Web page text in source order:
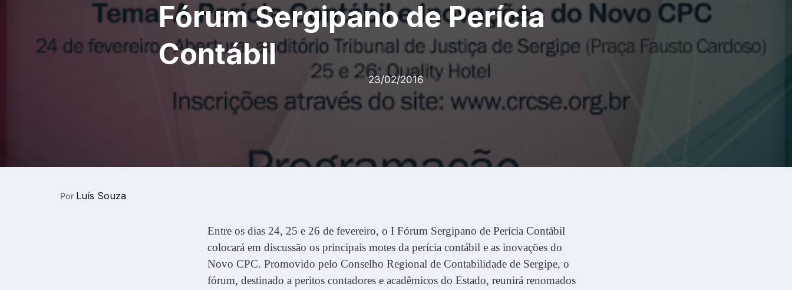
Fórum Sergipano de Perícia
Contábil
23/02/2016
Por Luís Souza
Entre os dias 24, 25 e 26 de fevereiro, o I Fórum Sergipano de Perícia Contábil
colocará em discussão os principais motes da perícia contábil e as inovações do
Novo CPC. Promovido pelo Conselho Regional de Contabilidade de Sergipe, o
fórum, destinado a peritos contadores e acadêmicos do Estado, reunirá renomados